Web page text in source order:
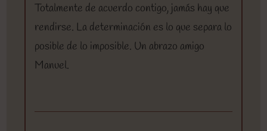
Totalmente de acuerdo contigo, jamás hay que
rendirse. La determinación es lo que separa lo
posible de lo imposible. Un abrazo amigo
Manuel.